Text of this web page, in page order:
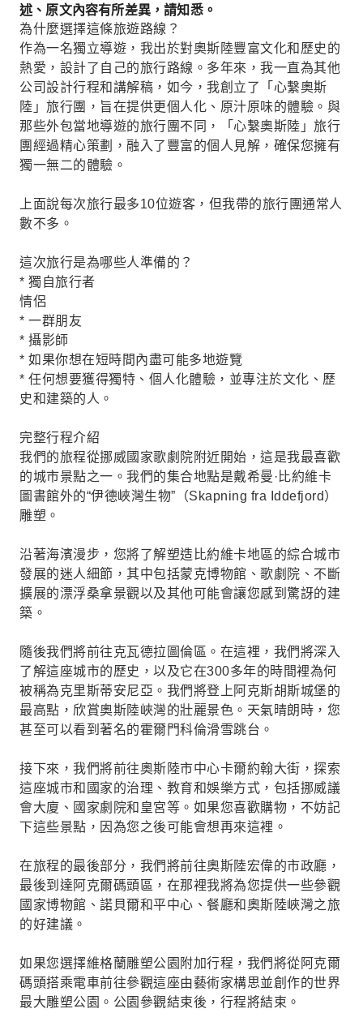
述、原文內容有所差異，請知悉。
為什麼選擇這條旅遊路線？
作為一名獨立導遊，我出於對奧斯陸豐富文化和歷史的
熱愛，設計了自己的旅行路線。多年來，我一直為其他
公司設計行程和講解稿，如今，我創立了「心繫奧斯
陸」旅行團，旨在提供更個人化、原汁原味的體驗。與
那些外包當地導遊的旅行團不同，「心繫奧斯陸」旅行
團經過精心策劃，融入了豐富的個人見解，確保您擁有
獨一無二的體驗。
上面說每次旅行最多10位遊客，但我帶的旅行團通常人
數不多。
這次旅行是為哪些人準備的？
* 獨自旅行者
情侶
* 一群朋友
* 攝影師
* 如果你想在短時間內盡可能多地遊覽
* 任何想要獲得獨特、個人化體驗，並專注於文化、歷
史和建築的人。
完整行程介紹
我們的旅程從挪威國家歌劇院附近開始，這是我最喜歡
的城市景點之一。我們的集合地點是戴希曼·比約維卡
圖書館外的“伊德峽灣生物”（Skapning fra Iddefjord）
雕塑。
沿著海濱漫步，您將了解塑造比約維卡地區的綜合城市
發展的迷人細節，其中包括蒙克博物館、歌劇院、不斷
擴展的漂浮桑拿景觀以及其他可能會讓您感到驚訝的建
築。
隨後我們將前往克瓦德拉圖倫區。在這裡，我們將深入
了解這座城市的歷史，以及它在300多年的時間裡為何
被稱為克里斯蒂安尼亞。我們將登上阿克斯胡斯城堡的
最高點，欣賞奧斯陸峽灣的壯麗景色。天氣晴朗時，您
甚至可以看到著名的霍爾門科倫滑雪跳台。
接下來，我們將前往奧斯陸市中心卡爾約翰大街，探索
這座城市和國家的治理、教育和娛樂方式，包括挪威議
會大廈、國家劇院和皇宮等。如果您喜歡購物，不妨記
下這些景點，因為您之後可能會想再來這裡。
在旅程的最後部分，我們將前往奧斯陸宏偉的市政廳，
最後到達阿克爾碼頭區，在那裡我將為您提供一些參觀
國家博物館、諾貝爾和平中心、餐廳和奧斯陸峽灣之旅
的好建議。
如果您選擇維格蘭雕塑公園附加行程，我們將從阿克爾
碼頭搭乘電車前往參觀這座由藝術家構思並創作的世界
最大雕塑公園。公園參觀結束後，行程將結束。